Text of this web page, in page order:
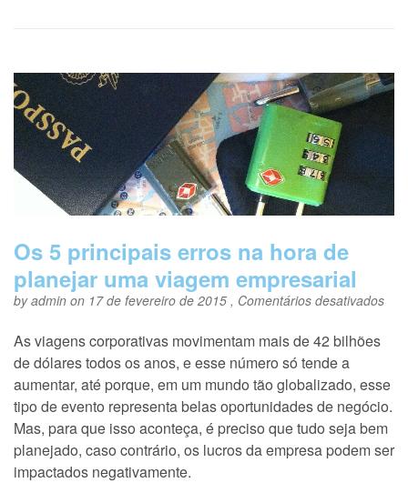
Os 5 principais erros na hora de
planejar uma viagem empresarial
byadmin on 17 de fevereiro de 2015 , Comentários desativadosem
na
de
uma
As viagens corporativas movimentam mais de 42 bilhões
de dólares todos os anos, e esse número só tende a
aumentar, até porque, em um mundo tão globalizado, esse
tipo de evento representa belas oportunidades de negócio.
Mas, para que isso aconteça, é preciso que tudo seja bem
planejado, caso contrário, os lucros da empresa podem ser
impactados negativamente.